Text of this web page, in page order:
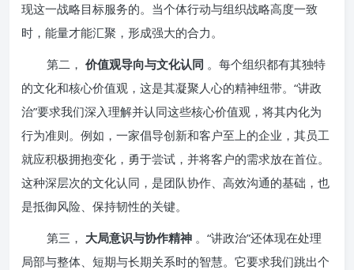
现这一战略目标服务的。当个体行动与组织战略高度一致
时，能量才能汇聚，形成强大的合力。
第二， 价值观导向与文化认同 。每个组织都有其独特
的文化和核心价值观，这是其凝聚人心的精神纽带。“讲政
治”要求我们深入理解并认同这些核心价值观，将其内化为
行为准则。例如，一家倡导创新和客户至上的企业，其员工
就应积极拥抱变化，勇于尝试，并将客户的需求放在首位。
这种深层次的文化认同，是团队协作、高效沟通的基础，也
是抵御风险、保持韧性的关键。
第三， 大局意识与协作精神 。“讲政治”还体现在处理
局部与整体、短期与长期关系时的智慧。它要求我们跳出个